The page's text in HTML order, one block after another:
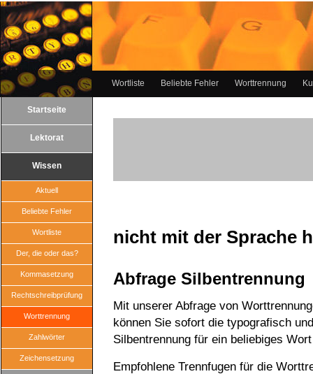
Wortliste Beliebte Fehler Worttrennung
Startseite
Lektorat
Wissen
Aktuell
Beliebte Fehler
Wortliste
Der, die oder das?
Kommasetzung
Rechtschreibprüfung
Worttrennung
Zahlwörter
Zeichensetzung
nicht mit der Sprache
Abfrage Silbentrennung
Mit unserer Abfrage von
können Sie sofort die typografisch
Silbentrennung für ein beliebiges
Empfohlene Trennfugen für die